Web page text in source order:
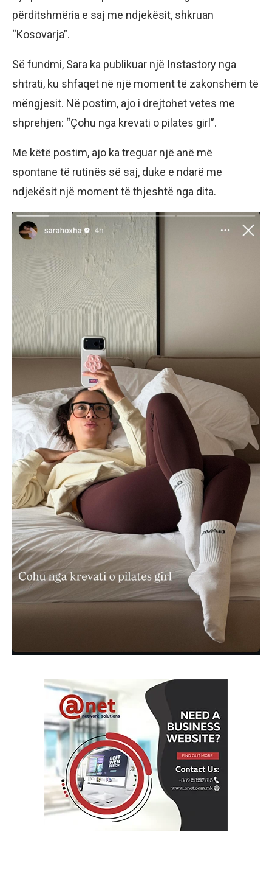
përditshmëria e saj me ndjekësit, shkruan
“Kosovarja”.
Së fundmi, Sara ka publikuar një Instastory nga
shtrati, ku shfaqet në një moment të zakonshëm të
mëngjesit. Në postim, ajo i drejtohet vetes me
shprehjen: “Çohu nga krevati o pilates girl”.
Me këtë postim, ajo ka treguar një anë më
spontane të rutinës së saj, duke e ndarë me
ndjekësit një moment të thjeshtë nga dita.